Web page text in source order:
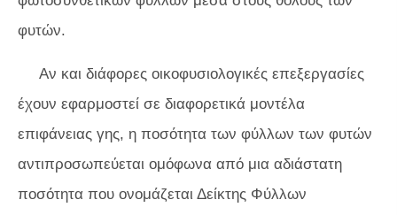
φυτών.
Αν και διάφορες οικοφυσιολογικές επεξεργασίες
έχουν εφαρμοστεί σε διαφορετικά μοντέλα
επιφάνειας γης, η ποσότητα των φύλλων των φυτών
αντιπροσωπεύεται ομόφωνα από μια αδιάστατη
ποσότητα που ονομάζεται Δείκτης Φύλλων